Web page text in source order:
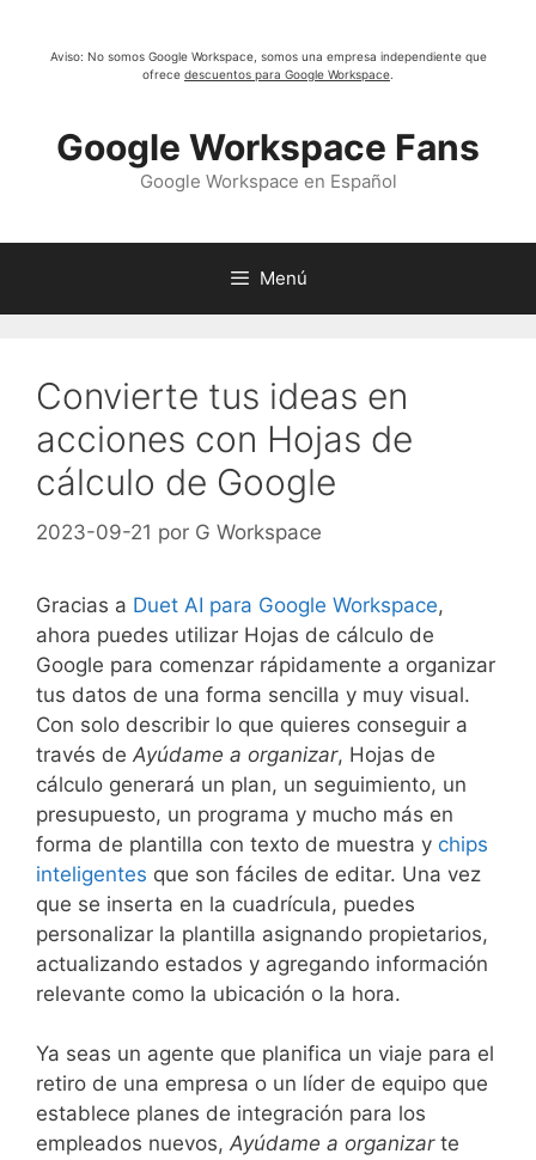
Aviso: No somos Google Workspace, somos una empresa independiente que
ofrece descuentos para Google Workspace
Google Workspace Fans
Google Workspace en Español
Menú
Convierte tus ideas en
acciones con Hojas de
cálculo de Google
2023-09-21 por G Workspace
Gracias a Duet AI para Google Workspace,
ahora puedes utilizar Hojas de cálculo de
Google para comenzar rápidamente a organizar
tus datos de una forma sencilla y muy visual.
Con solo describir lo que quieres conseguir a
través de Ayúdame a organizar, Hojas de
cálculo generará un plan, un seguimiento, un
presupuesto, un programa y mucho más en
forma de plantilla con texto de muestra y chips
inteligentes que son fáciles de editar. Una vez
que se inserta en la cuadrícula, puedes
personalizar la plantilla asignando propietarios,
actualizando estados y agregando información
relevante como la ubicación o la hora.
Ya seas un agente que planifica un viaje para el
retiro de una empresa o un líder de equipo que
establece planes de integración para los
empleados nuevos, Ayúdame a organizarte